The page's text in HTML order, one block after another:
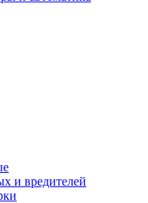
и вредителей